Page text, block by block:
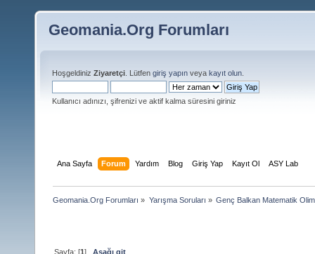
Geomania.Org Forumları
Hoşgeldiniz Ziyaretçi . Lütfen giriş yapın veya kayıt olun
Kullanıcı adınızı, şifrenizi ve aktif kalma süresini giriniz
Ana Sayfa Forum Yardım Blog Giriş Yap Kayıt Ol ASY Lab
Geomania.Org Forumları » Yarışma Soruları » Genç Balkan Matematik
Sayfa: [1]Aşağı git